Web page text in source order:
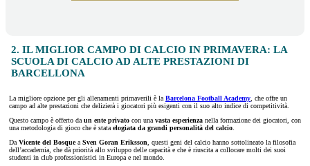
2. IL MIGLIOR CAMPO DI CALCIO IN PRIMAVERA: LA
SCUOLA DI CALCIO AD ALTE PRESTAZIONI DI
BARCELLONA
La migliore opzione per gli allenamenti primaverili è laBarcelona Football Academy, che offre un
campo ad alte prestazioni che delizierà i giocatori più esigenti con il suo alto indice di competitività.
Questo campo è offerto daun ente privato con unavasta esperienza nella formazione dei giocatori, con
una metodologia di gioco che è stataelogiata da grandi personalità del calcio.
DaVicente del BosqueaSven Goran Eriksson, questi geni del calcio hanno sottolineato la filosofia
dell’accademia, che dà priorità allo sviluppo delle capacità e che è riuscita a collocare molti dei suoi
studenti in club professionistici in Europa e nel mondo.